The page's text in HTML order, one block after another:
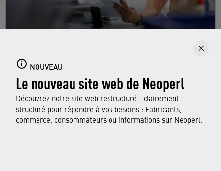
NOUVEAU
Le nouveau site web de Neoperl
Découvrez notre site web restructuré - clairement
structuré pour répondre à vos besoins : Fabricants,
commerce, consommateurs ou informations sur Neoperl.
Découvrez les nombreuses opportunités de
carrière proposées par Neoperl aux personnes
en début de carrière, aux jeunes diplômés et
aux professionnels.